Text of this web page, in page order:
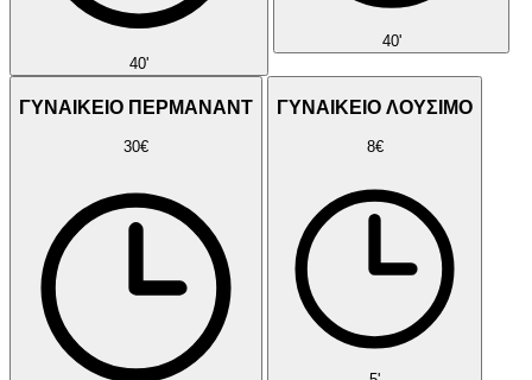
40'
40'
ΓΥΝΑΙΚΕΙΟ ΠΕΡΜΑΝΑΝΤ
30€
ΓΥΝΑΙΚΕΙΟ ΛΟΥΣΙΜΟ
8€